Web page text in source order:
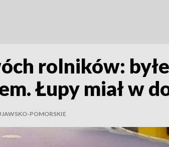
rolników:
Łupy miał w
POMORSKIE